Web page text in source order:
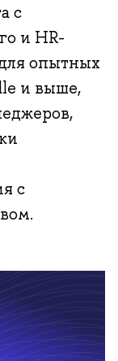
с
и HR-
опытных
и выше,
с